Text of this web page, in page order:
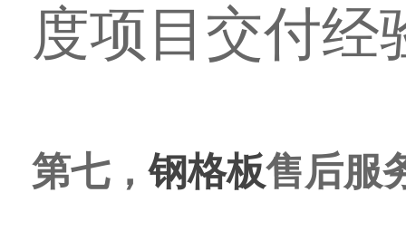
度项目交付经
第七，钢格板售后服